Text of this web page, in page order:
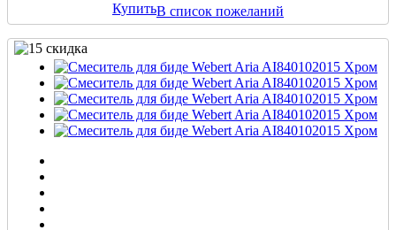
КупитьВ список пожеланий